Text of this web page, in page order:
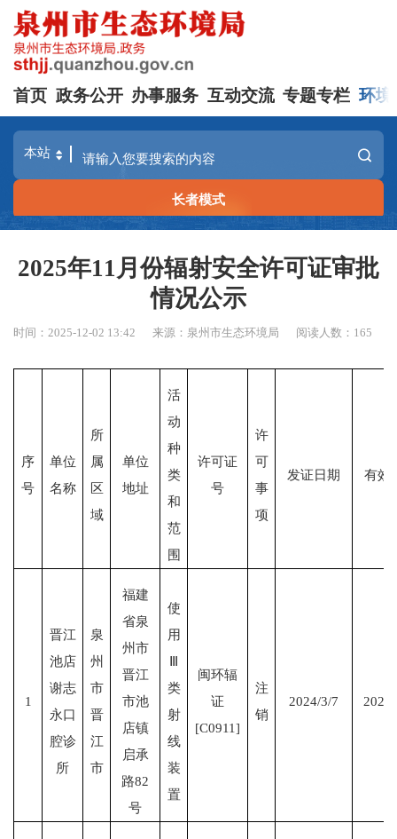
首页 政务公开 办事服务 互动交流 专题专栏 环境
长者模式
2025年11月份辐射安全许可证审批
情况公示
时间：2025-12-02 13:42 来源：泉州市生态环境局 阅读人数： 165
序
号
单位
名称
所
属
区
域
单位
地址
活
动
种
类
和
范
围
许可证
号
许
可
事
项
发证日期 有效
1
晋江
池店
谢志
永口
腔诊
所
泉
州
市
晋
江
市
福建
省泉
州市
晋江
市池
店镇
启承
路82
号
使
用
Ⅲ
类
射
线
装
置
闽环辐
证
[C0911]
注
销
2024/3/7